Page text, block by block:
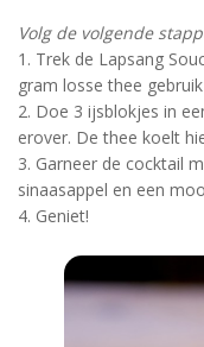
Volg de volgende
1. Trek de Lapsang
gram losse thee
2. Doe 3 ijsblokjes in
erover. De thee koelt
3. Garneer de cocktail
sinaasappel en een
4. Geniet!